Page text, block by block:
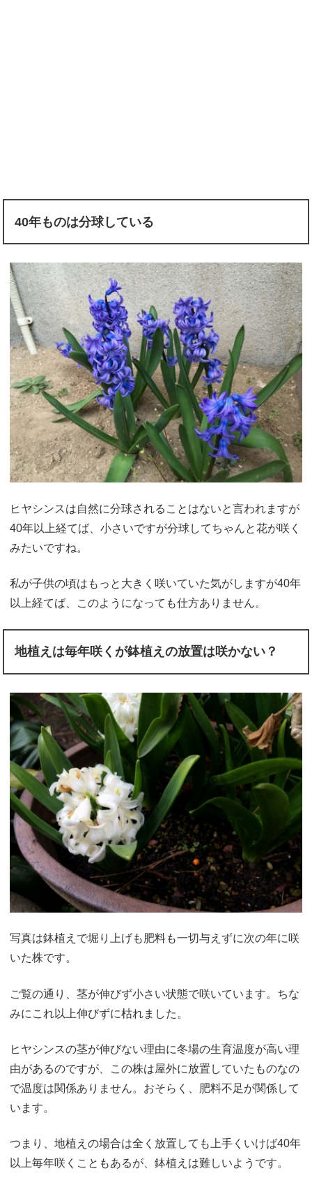
40年ものは分球している
ヒヤシンスは自然に分球されることはないと言われますが
40年以上経てば、小さいですが分球してちゃんと花が咲く
みたいですね。
私が子供の頃はもっと大きく咲いていた気がしますが40年
以上経てば、このようになっても仕方ありません。
地植えは毎年咲くが鉢植えの放置は咲かない？
写真は鉢植えで堀り上げも肥料も一切与えずに次の年に咲
いた株です。
ご覧の通り、茎が伸びず小さい状態で咲いています。ちな
みにこれ以上伸びずに枯れました。
ヒヤシンスの茎が伸びない理由に冬場の生育温度が高い理
由があるのですが、この株は屋外に放置していたものなの
で温度は関係ありません。おそらく、肥料不足が関係して
います。
つまり、地植えの場合は全く放置しても上手くいけば40年
以上毎年咲くこともあるが、鉢植えは難しいようです。